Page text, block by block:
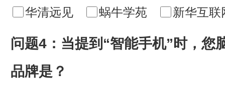
华清远见
蜗牛学苑 新华互联
问题4：当提到“智能手机”时，您
品牌是？